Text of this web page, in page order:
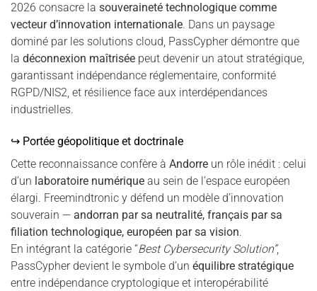
2026 consacre la souveraineté technologique comme
vecteur d’innovation internationale. Dans un paysage
dominé par les solutions cloud, PassCypher démontre que
la déconnexion maîtrisée peut devenir un atout stratégique,
garantissant indépendance réglementaire, conformité
RGPD/NIS2, et résilience face aux interdépendances
industrielles.
↪ Portée géopolitique et doctrinale
Cette reconnaissance confère à Andorre un rôle inédit : celui
d’un laboratoire numérique au sein de l’espace européen
élargi. Freemindtronic y défend un modèle d’innovation
souverain — andorran par sa neutralité, français par sa
filiation technologique, européen par sa vision.
En intégrant la catégorie “Best Cybersecurity Solution”,
PassCypher devient le symbole d’un équilibre stratégique
entre indépendance cryptologique et interopérabilité